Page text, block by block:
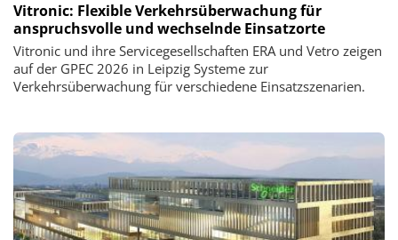
Vitronic: Flexible Verkehrsüberwachung für
anspruchsvolle und wechselnde Einsatzorte
Vitronic und ihre Servicegesellschaften ERA und Vetro zeigen
auf der GPEC 2026 in Leipzig Systeme zur
Verkehrsüberwachung für verschiedene Einsatzszenarien.